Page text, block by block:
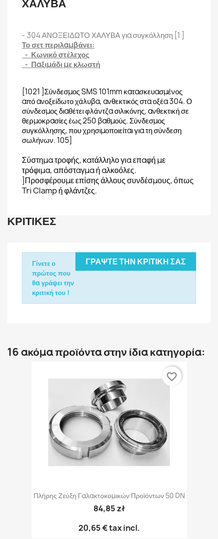
ΧΑΛΥΒΑ
- 304 ΑΝΟΞΕΙΔΩΤΟ ΧΑΛΥΒΑ για συγκόλληση [1 ]
Το σετ περιλαμβάνει:
- Κωνικό στέλεχος
- Παξιμάδι με κλωστή
[1021 ]Σύνδεσμος SMS 101mm κατασκευασμένος
από ανοξείδωτο χάλυβα, ανθεκτικός στα οξέα 304. Ο
σύνδεσμος διαθέτει φλάντζα σιλικόνης, ανθεκτική σε
θερμοκρασίες έως 250 βαθμούς. Σύνδεσμος
συγκόλλησης, που χρησιμοποιείται για τη σύνδεση
σωλήνων. 105]
Σύστημα τροφής, κατάλληλο για επαφή με
τρόφιμα, απόσταγμα ή αλκοόλες.
Προσφέρουμε επίσης άλλους συνδέσμους, όπως
Tri Clamp ή φλάντζες.
ΚΡΙΤΙΚΈΣ
ΓΡΆΨΤΕ ΤΗΝ ΚΡΙΤΙΚΉ ΣΑΣ
Γίνετε ο
πρώτος που
θα γράψει την
κριτική του !
16 ακόμα προϊόντα στην ίδια κατηγορία:
Πλήρης Ζεύξη Γαλακτοκομικών Προϊόντων 50 DN
84,85 zł
20,65 €tax incl.
favorite_border